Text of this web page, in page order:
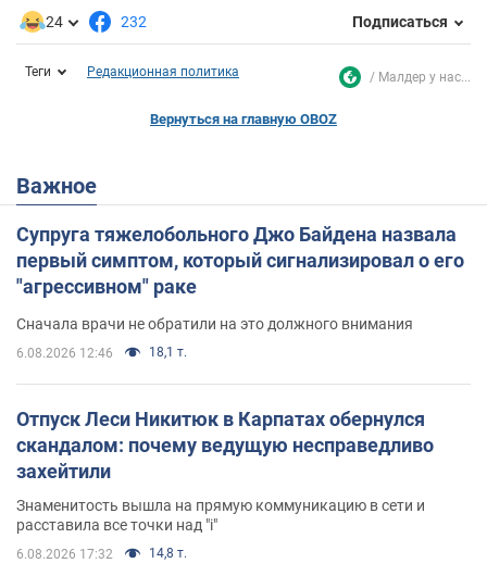
24 232 Подписаться
Теги Редакционная политика Малдер у нас...
Вернуться на главную OBOZ
Важное
Супруга тяжелобольного Джо Байдена назвала
первый симптом, который сигнализировал о его
"агрессивном" раке
Сначала врачи не обратили на это должного внимания
6.08.2026 12:46 18,1 т.
Отпуск Леси Никитюк в Карпатах обернулся
скандалом: почему ведущую несправедливо
захейтили
Знаменитость вышла на прямую коммуникацию в сети и
расставила все точки над "i"
6.08.2026 17:32 14,8 т.